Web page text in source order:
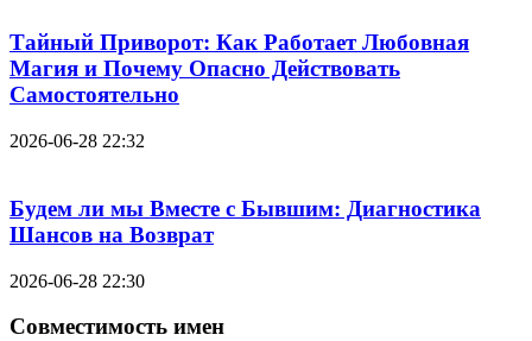
Тайный Приворот: Как Работает Любовная
Магия и Почему Опасно Действовать
Самостоятельно
2026-06-28 22:32
Будем ли мы Вместе с Бывшим: Диагностика
Шансов на Возврат
2026-06-28 22:30
Совместимость имен